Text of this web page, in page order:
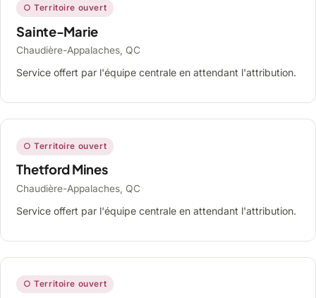
○ Territoire ouvert
Sainte-Marie
Chaudière-Appalaches, QC
Service offert par l'équipe centrale en attendant l'attribution.
○ Territoire ouvert
Thetford Mines
Chaudière-Appalaches, QC
Service offert par l'équipe centrale en attendant l'attribution.
○ Territoire ouvert